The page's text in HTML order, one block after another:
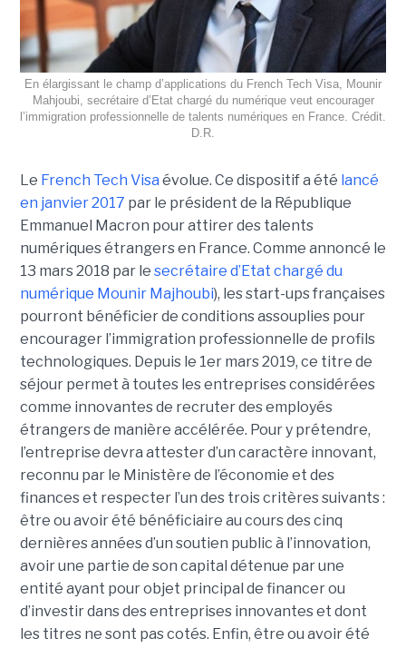
En élargissant le champ d’applications du French Tech Visa, Mounir
Mahjoubi, secrétaire d’Etat chargé du numérique veut encourager
l’immigration professionnelle de talents numériques en France. Crédit.
D.R.
Le French Tech Visa évolue. Ce dispositif a été lancé
en janvier 2017 par le président de la République
Emmanuel Macron pour attirer des talents
numériques étrangers en France. Comme annoncé le
13 mars 2018 par le secrétaire d’Etat chargé du
numérique Mounir Majhoubi), es start-ups françaises
pourront bénéficier de conditions assouplies pour
encourager l’immigration professionnelle de profils
technologiques. Depuis le 1ermars 2019, ce titre de
séjour permet à toutes les entreprises considérées
comme innovantes de recruter des employés
étrangers de manière accélérée. Pour y prétendre,
l’entreprise devra attester d’un caractère innovant,
reconnu par le Ministère de l’économie et des
finances et respecter l’un des trois critères suivants :
être ou avoir été bénéficiaire au cours des cinq
dernières années d’un soutien public à l’innovation,
avoir une partie de son capital détenue par une
entité ayant pour objet principal de financer ou
d’investir dans des entreprises innovantes et dont
les titres ne sont pas cotés. Enfin, être ou avoir été